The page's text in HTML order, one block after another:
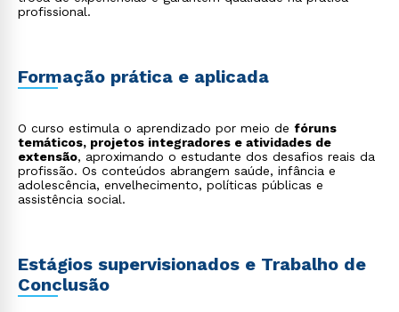
profissional.
Formação prática e aplicada
O curso estimula o aprendizado por meio de fóruns
temáticos, projetos integradores e atividades de
extensão, aproximando o estudante dos desafios reais da
profissão. Os conteúdos abrangem saúde, infância e
adolescência, envelhecimento, políticas públicas e
assistência social.
Estágios supervisionados e Trabalho de
Conclusão
Rápido e fácil
WhatsApp
ou